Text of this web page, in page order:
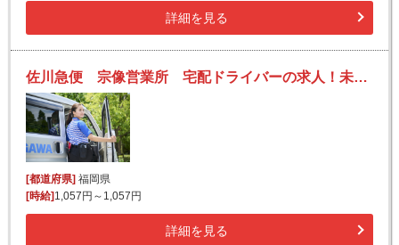
詳細を見る
佐川急便 宗像営業所 宅配ドライバーの求人！未経験歓迎！先輩たちがサポートします♪
[都道府県]福岡県
[時給]1,057円～1,057円
詳細を見る